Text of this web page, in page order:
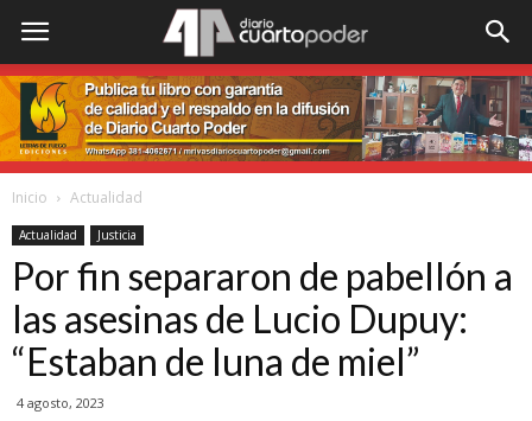
Inicio Actualidad
Actualidad Justicia
Por fin separaron de pabellón a
las asesinas de Lucio Dupuy:
“Estaban de luna de miel”
4 agosto, 2023